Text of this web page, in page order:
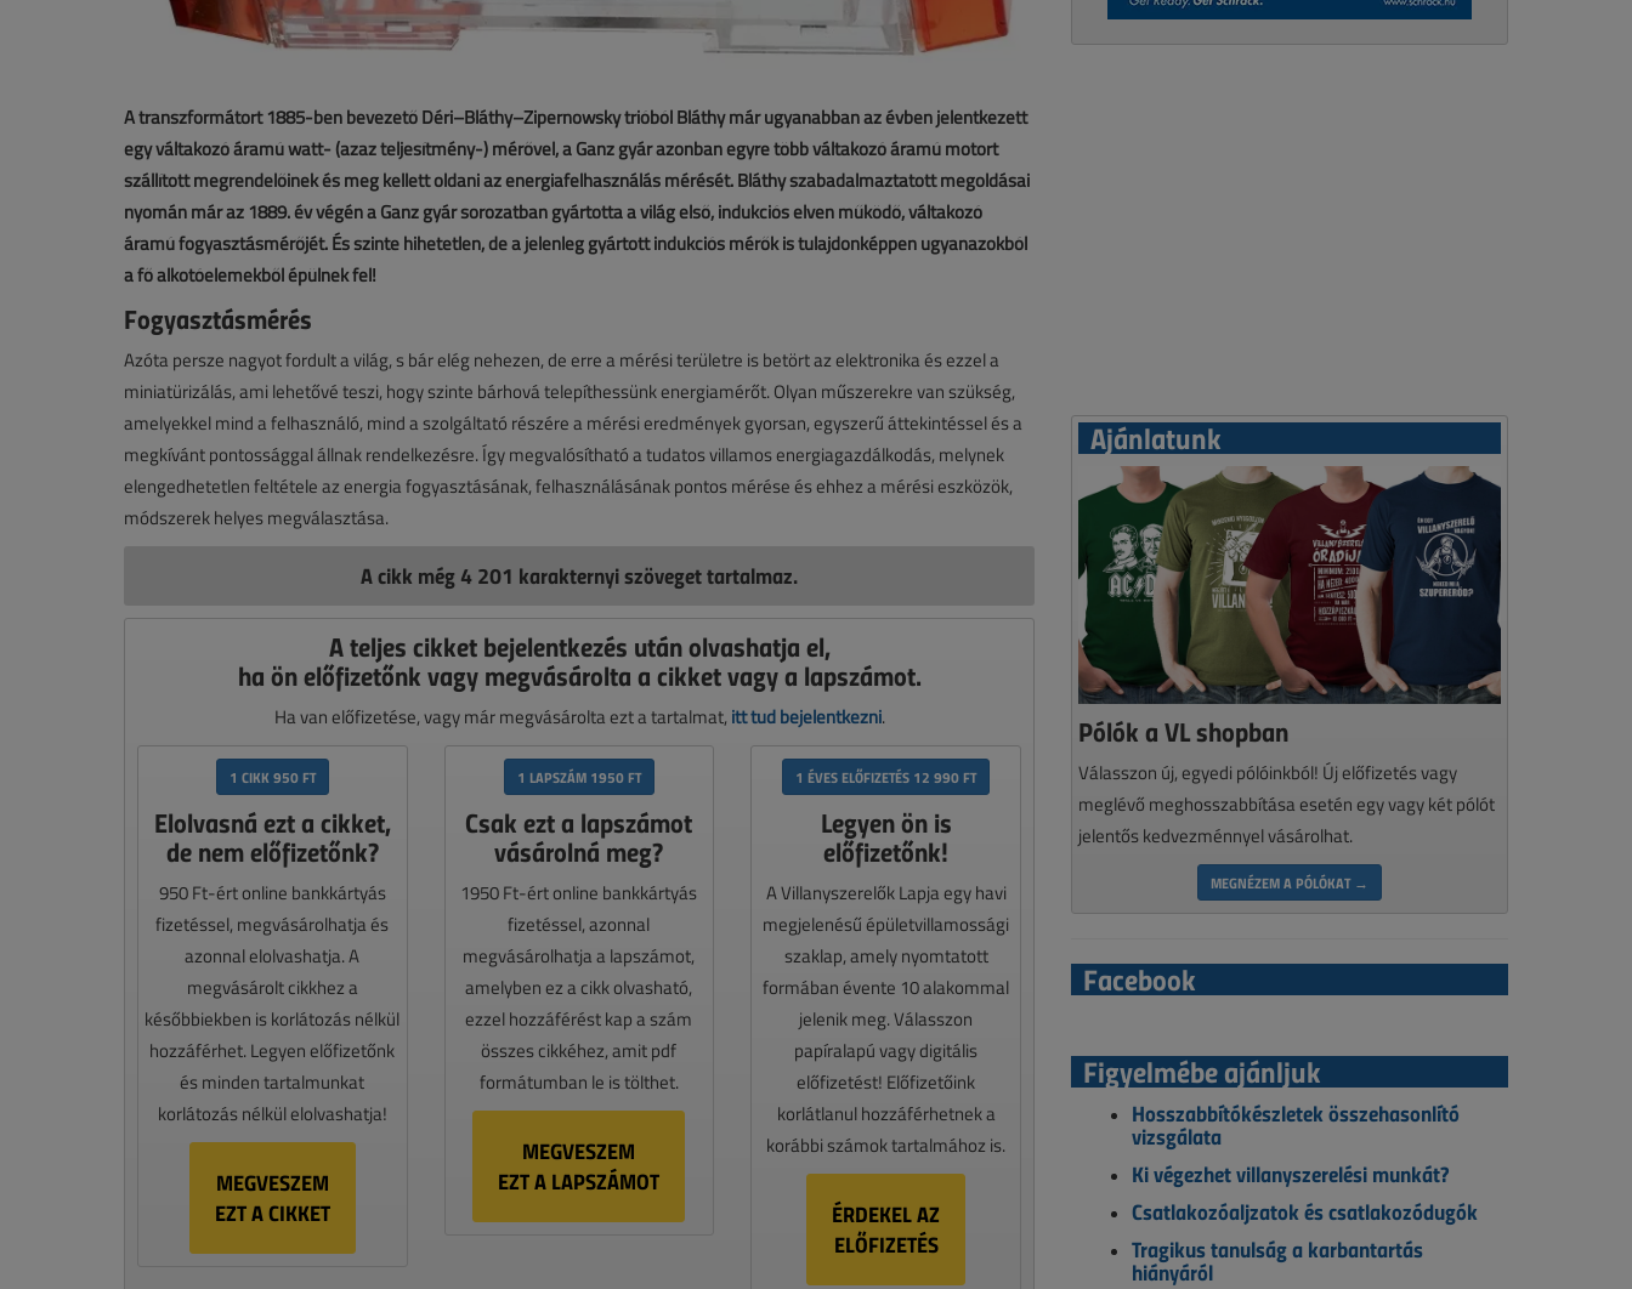
A transzformátort 1885-ben bevezető Déri–Bláthy–Zipernowsky trióból Bláthy már ugyanabban az évben jelentkezett
egy váltakozó áramú watt- (azaz teljesítmény-) mérővel, a Ganz gyár azonban egyre több váltakozó áramú motort
szállított megrendelőinek és meg kellett oldani az energiafelhasználás mérését. Bláthy szabadalmaztatott megoldásai
nyomán már az 1889. év végén a Ganz gyár sorozatban gyártotta a világ első, indukciós elven működő, váltakozó
áramú fogyasztásmérőjét. És szinte hihetetlen, de a jelenleg gyártott indukciós mérők is tulajdonképpen ugyanazokból
a fő alkotóelemekből épülnek fel!
Fogyasztásmérés
Azóta persze nagyot fordult a világ, s bár elég nehezen, de erre a mérési területre is betört az elektronika és ezzel a
miniatürizálás, ami lehetővé teszi, hogy szinte bárhová telepíthessünk energiamérőt. Olyan műszerekre van szükség,
amelyekkel mind a felhasználó, mind a szolgáltató részére a mérési eredmények gyorsan, egyszerű áttekintéssel és a
megkívánt pontossággal állnak rendelkezésre. Így megvalósítható a tudatos villamos energiagazdálkodás, melynek
elengedhetetlen feltétele az energia fogyasztásának, felhasználásának pontos mérése és ehhez a mérési eszközök,
módszerek helyes megválasztása.
A cikk még 4 201 karakternyi szöveget tartalmaz.
A teljes cikket bejelentkezés után olvashatja el,
ha ön előfizetőnk vagy megvásárolta a cikket vagy a lapszámot.
Ha van előfizetése, vagy már megvásárolta ezt a tartalmat, itt tud bejelentkezni.
1 CIKK 950 FT
Elolvasná ezt a cikket,
de nem előfizetőnk?
950 Ft-ért online bankkártyás
fizetéssel, megvásárolhatja és
azonnal elolvashatja. A
megvásárolt cikkhez a
későbbiekben is korlátozás nélkül
hozzáférhet. Legyen előfizetőnk
és minden tartalmunkat
korlátozás nélkül elolvashatja!
MEGVESZEM
EZT A CIKKET
1 LAPSZÁM 1950 FT
Csak ezt a lapszámot
vásárolná meg?
1950 Ft-ért online bankkártyás
fizetéssel, azonnal
megvásárolhatja a lapszámot,
amelyben ez a cikk olvasható,
ezzel hozzáférést kap a szám
összes cikkéhez, amit pdf
formátumban le is tölthet.
MEGVESZEM
EZT A LAPSZÁMOT
1 ÉVES ELŐFIZETÉS 12 990 FT
Legyen ön is
előfizetőnk!
A Villanyszerelők Lapja egy havi
megjelenésű épületvillamossági
szaklap, amely nyomtatott
formában évente 10 alakommal
jelenik meg. Válasszon
papíralapú vagy digitális
előfizetést! Előfizetőink
korlátlanul hozzáférhetnek a
korábbi számok tartalmához is.
ÉRDEKEL AZ
ELŐFIZETÉS
Ajánlatunk
Pólók a VL shopban
Válasszon új, egyedi pólóinkból! Új előfizetés vagy
meglévő meghosszabbítása esetén egy vagy két pólót
jelentős kedvezménnyel vásárolhat.
MEGNÉZEM A PÓLÓKAT →
Facebook
Figyelmébe ajánljuk
Hosszabbítókészletek összehasonlító
vizsgálata
Ki végezhet villanyszerelési munkát?
Csatlakozóaljzatok és csatlakozódugók
Tragikus tanulság a karbantartás
hiányáról